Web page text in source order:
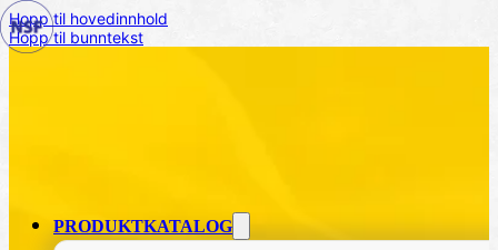
Hopp til hovedinnhold
Hopp til bunntekst
PRODUKTKATALOG